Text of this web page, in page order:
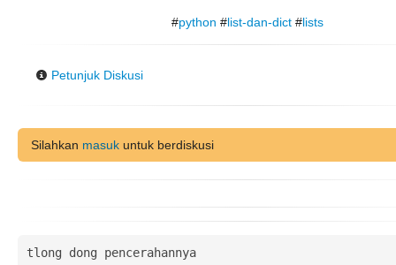
#python #list-dan-dict #lists
Petunjuk Diskusi
Silahkan masuk untuk berdiskusi
tlong dong pencerahannya